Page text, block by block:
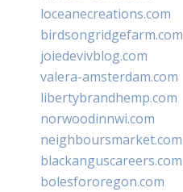
loceanecreations.com
birdsongridgefarm.com
joiedevivblog.com
valera-amsterdam.com
libertybrandhemp.com
norwoodinnwi.com
neighboursmarket.com
blackanguscareers.com
bolesfororegon.com